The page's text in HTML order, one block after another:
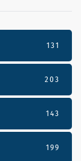
131
203
143
199